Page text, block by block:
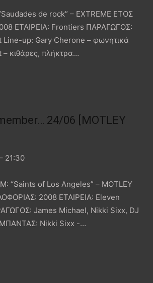
de rock” – EXTREME ΕΤΟΣ
ΕΤΑΙΡΕΙΑ: Frontiers ΠΑΡΑΓΩΓΟΣ:
up: Gary Cherone – φωνητικά
κιθάρες, πλήκτρα…
24/06 [MOTLEY
21:30
of Los Angeles” – MOTLEY
2008 ΕΤΑΙΡΕΙΑ: Eleven
James Michael, Nikki Sixx, DJ
Nikki Sixx -…